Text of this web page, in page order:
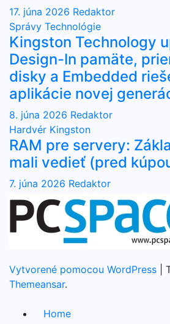
17. júna 2026 Redaktor
Správy Technológie
Kingston Technology
Design-In pamäte,
disky a Embedded
aplikácie novej
8. júna 2026 Redaktor
Hardvér Kingston
RAM pre servery:
mali vedieť (pred
7. júna 2026 Redaktor
Vytvorené pomocou WordPress
Themeansar.
Home